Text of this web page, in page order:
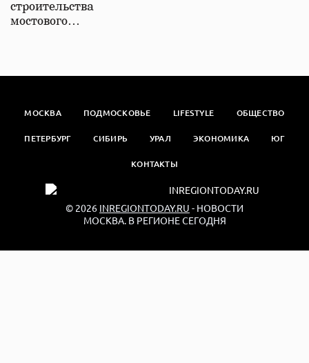
строительства
мостового…
МОСКВА ПОДМОСКОВЬЕ LIFESTYLE ОБЩЕСТВО
ПЕТЕРБУРГ СИБИРЬ УРАЛ ЭКОНОМИКА ЮГ
КОНТАКТЫ
© 2026 INREGIONTODAY.RU - НОВОСТИ
МОСКВА. В РЕГИОНЕ СЕГОДНЯ